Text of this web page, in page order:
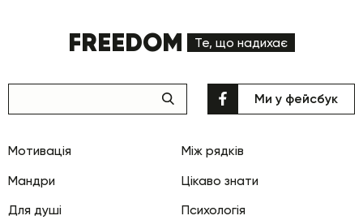
FREEDOM Те, що надихає
Мотивація
Між рядків
Мандри
Цікаво знати
Для душі
Психологія
Ми у фейсбук